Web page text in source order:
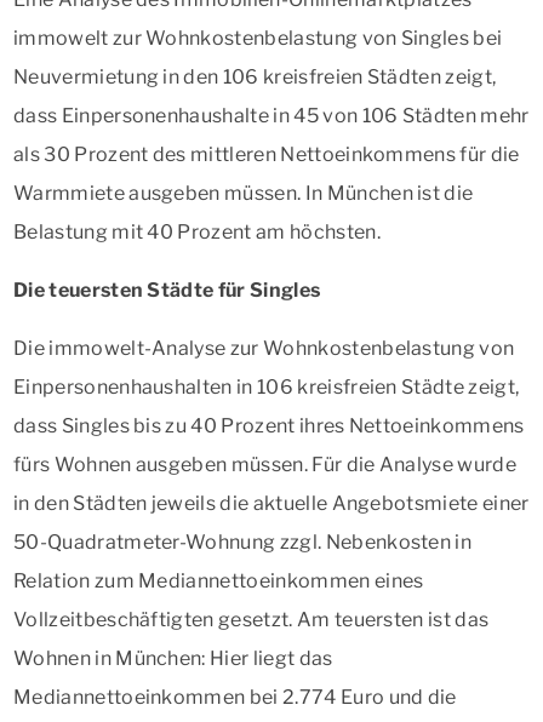
immowelt zur Wohnkostenbelastung von Singles bei
Neuvermietung in den 106 kreisfreien Städten zeigt,
dass Einpersonenhaushalte in 45 von 106 Städten mehr
als 30 Prozent des mittleren Nettoeinkommens für die
Warmmiete ausgeben müssen. In München ist die
Belastung mit 40 Prozent am höchsten.
Die teuersten Städte für Singles
Die immowelt-Analyse zur Wohnkostenbelastung von
Einpersonenhaushalten in 106 kreisfreien Städte zeigt,
dass Singles bis zu 40 Prozent ihres Nettoeinkommens
fürs Wohnen ausgeben müssen. Für die Analyse wurde
in den Städten jeweils die aktuelle Angebotsmiete einer
50-Quadratmeter-Wohnung zzgl. Nebenkosten in
Relation zum Mediannettoeinkommen eines
Vollzeitbeschäftigten gesetzt. Am teuersten ist das
Wohnen in München: Hier liegt das
Mediannettoeinkommen bei 2.774 Euro und die